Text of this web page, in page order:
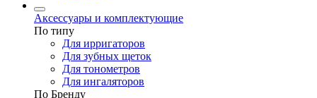
Аксессуары и комплектующие
По типу
Для ирригаторов
Для зубных щеток
Для тонометров
Для ингаляторов
По Бренду